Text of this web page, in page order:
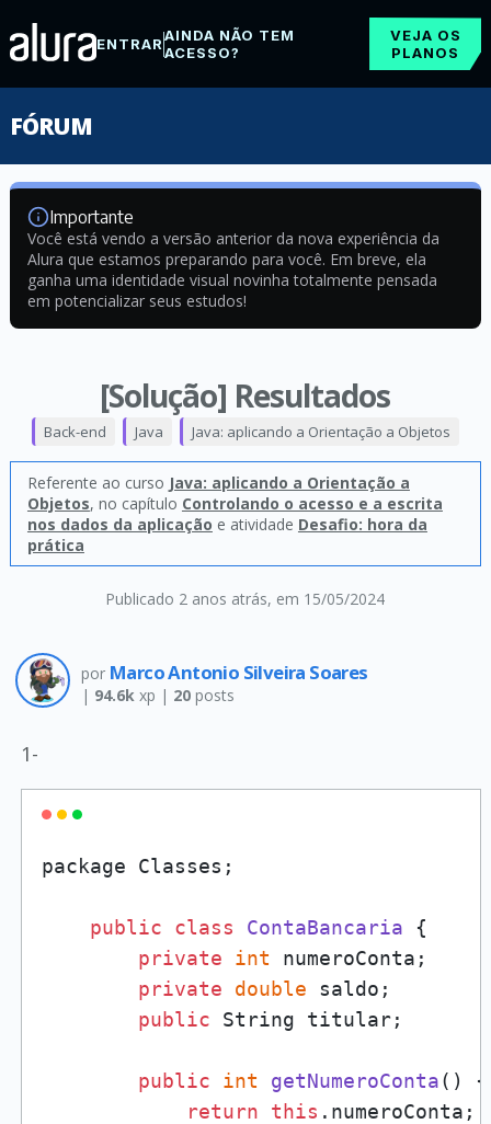
ENTRARAINDA NÃO TEM
ACESSO?
VEJA OS
PLANOS
FÓRUM
Importante
Você está vendo a versão anterior da nova experiência da
Alura que estamos preparando para você. Em breve, ela
ganha uma identidade visual novinha totalmente pensada
em potencializar seus estudos!
[Solução] Resultados
Publicado 2 anos atrás, em 15/05/2024
Back-end Java Java: aplicando a Orientação a Objetos
Referente ao curso Java: aplicando a Orientação a
Objetos, no capítulo Controlando o acesso e a escrita
nos dados da aplicação e atividade Desafio: hora da
prática
por Marco Antonio Silveira Soares
| 94.6kxp | 20posts
1-
package Classes;
public class ContaBancaria {
private
int numeroConta;
private
double saldo;
public String titular;
public int getNumeroConta()
{
return
this .numeroConta;